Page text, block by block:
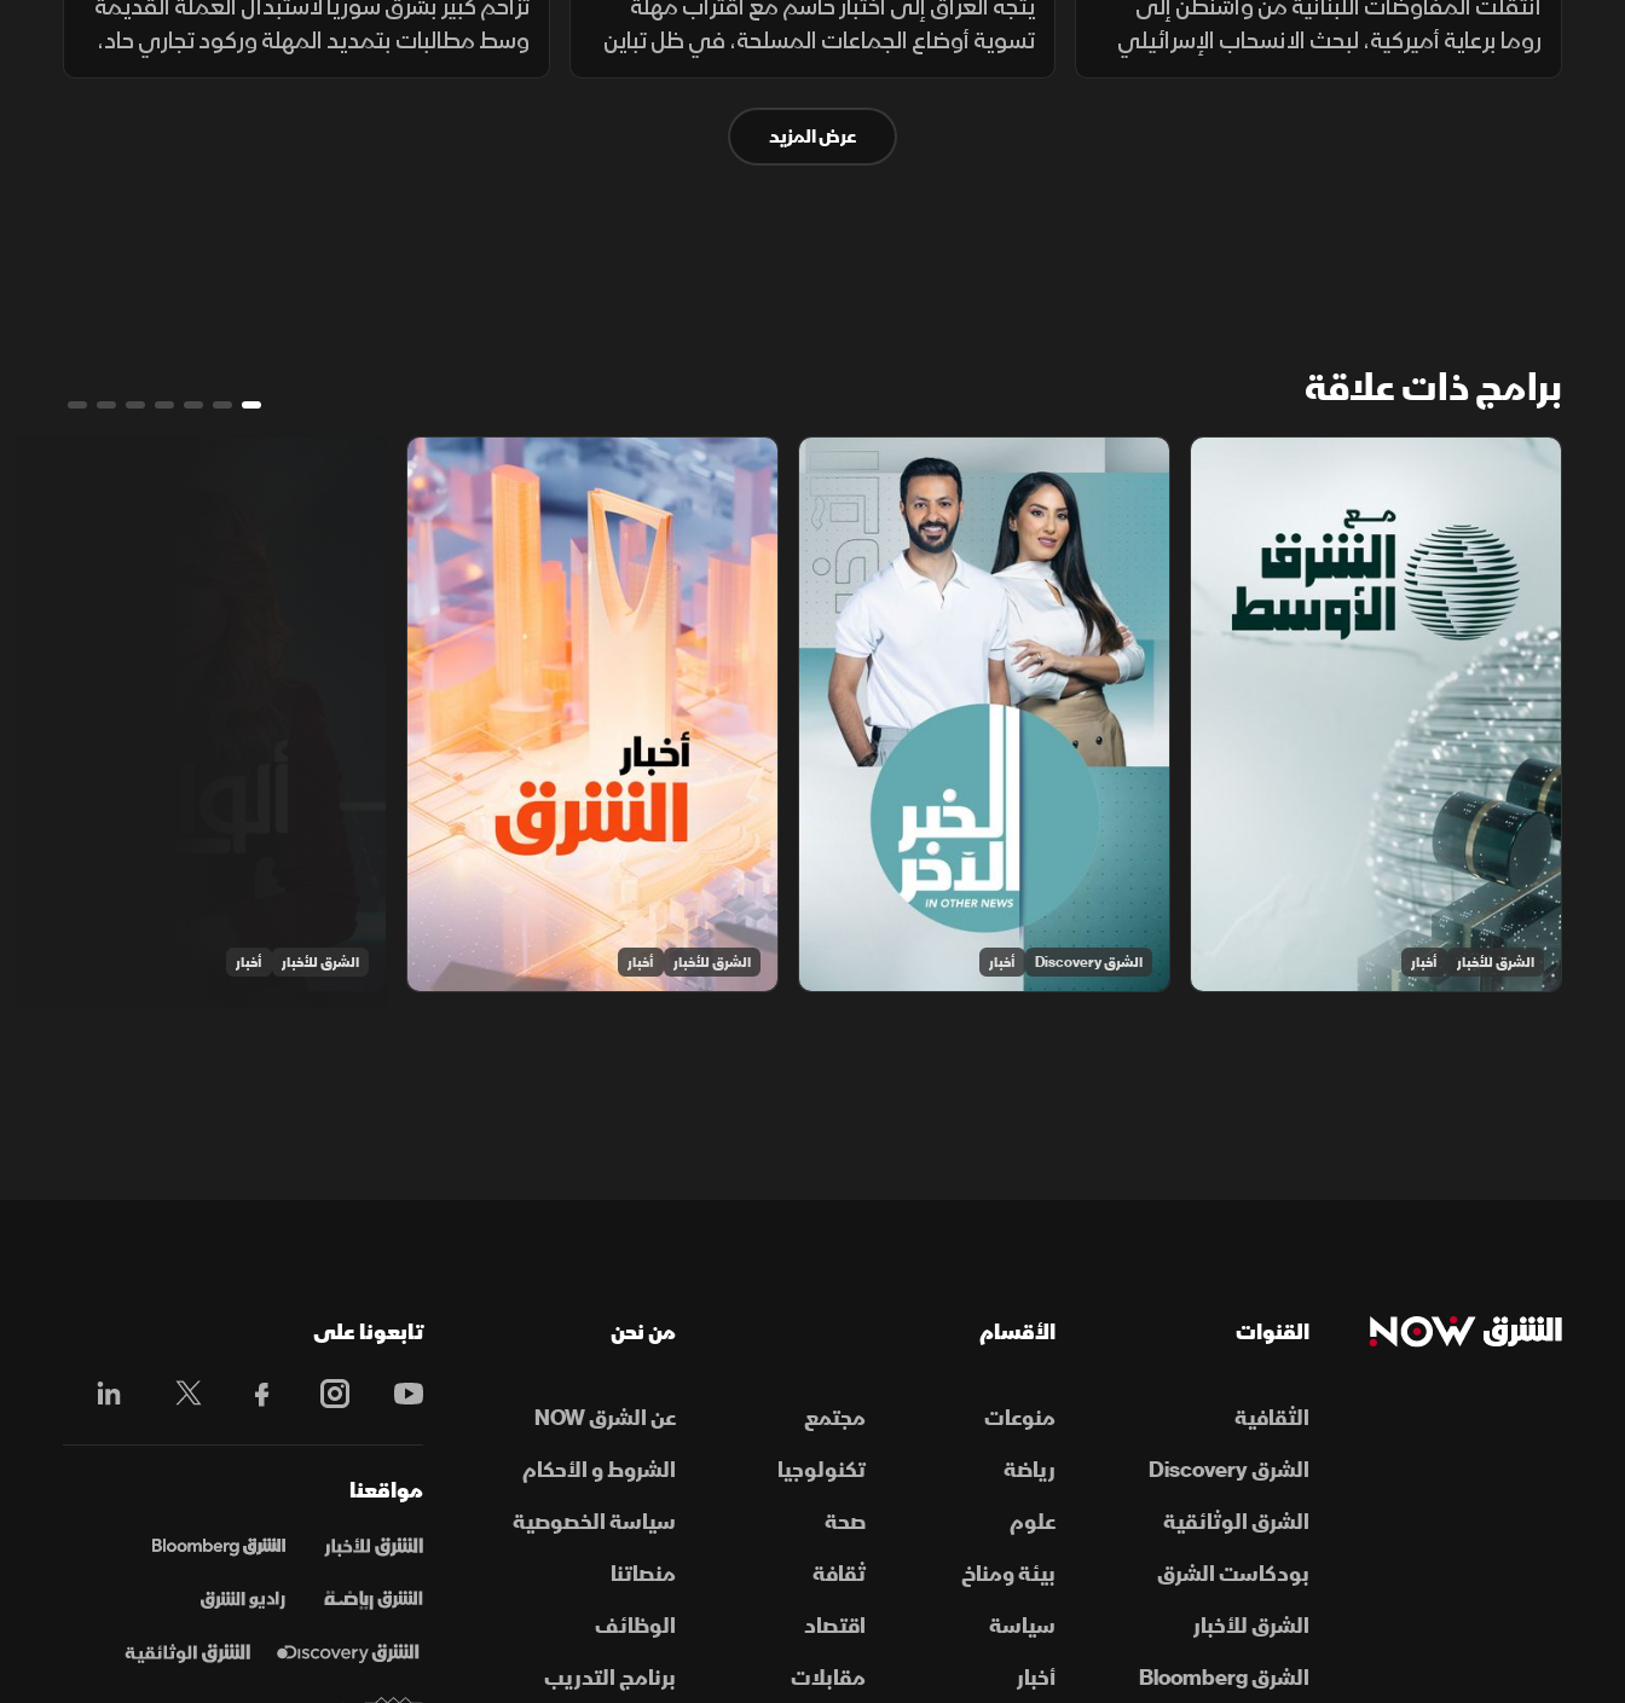
روما برعاية أميركية، لبحث الانسحاب الإسرائيلي
وانتشار الجيش والترتيبات الأمنية وسلاح حزب
تسوية أوضاع الجماعات المسلحة، في ظل تباين
مواقف الفصائل بين التمسك بالسلاح وإعلان
الاستعداد لتسليمه للدولة.
وسط مطالبات بتمديد المهلة وركود تجاري حاد،
ومصرف سوريا المركزي يعلن تمديد مهلة
عرض المزيد
برامج ذات علاقة
مع الشرق الأوسط
الشرق للأخبار أخبار
الخبر الآخر
الشرق Discovery أخبار
أخبار الشرق
الشرق للأخبار أخبار الشرق للأخبار أخبار
القنوات
الثقافية
الشرق Discovery
الشرق الوثائقية
بودكاست الشرق
الشرق للأخبار
الشرق Bloomberg
الأقسام
منوعات
مجتمع
رياضة
تكنولوجيا
علوم
صحة
بيئة ومناخ
ثقافة
سياسة
اقتصاد
أخبار
مقابلات
من نحن
عن الشرق NOW
الشروط و الأحكام
سياسة الخصوصية
منصاتنا
الوظائف
برنامج التدريب
تابعونا على
مواقعنا